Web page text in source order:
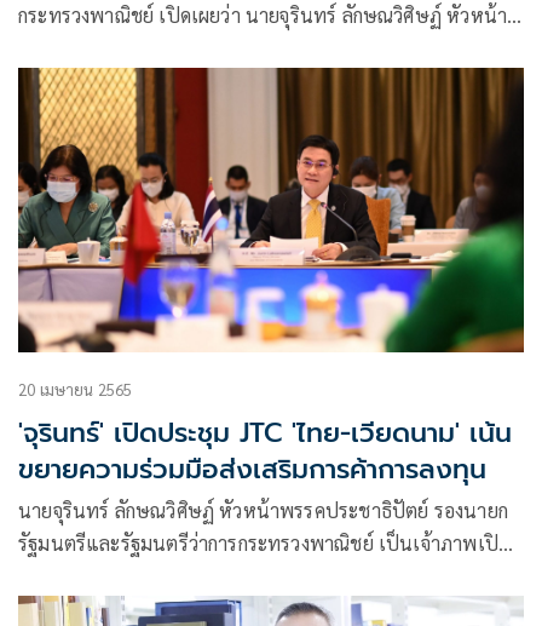
กระทรวงพาณิชย์ เปิดเผยว่า นายจุรินทร์ ลักษณวิศิษฏ์ หัวหน้า
20 เมษายน 2565
'จุรินทร์' เปิดประชุม JTC 'ไทย-เวียดนาม' เน้น
ขยายความร่วมมือส่งเสริมการค้าการลงทุน
นายจุรินทร์ ลักษณวิศิษฏ์ หัวหน้าพรรคประชาธิปัตย์ รองนายก
รัฐมนตรีและรัฐมนตรีว่าการกระทรวงพาณิชย์ เป็นเจ้าภาพเปิด